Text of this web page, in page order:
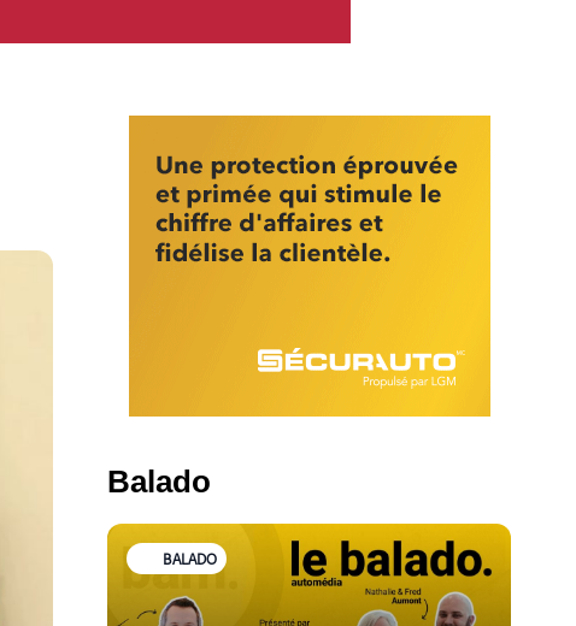
Balado
BALADO